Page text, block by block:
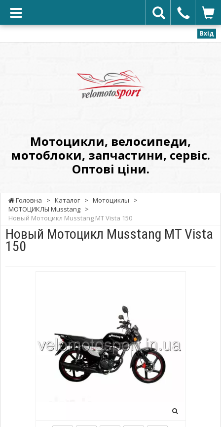
Вхід
Оптові
ціни.
Мотоцикли, велосипеди,
мотоблоки, запчастини, сервіс.
Оптові ціни.
Головна > Каталог > Мотоциклы
>
МОТОЦИКЛЫ Musstang >
Новый Мотоцикл Musstang MT Vista 150
Новый Мотоцикл Musstang MT Vista
150